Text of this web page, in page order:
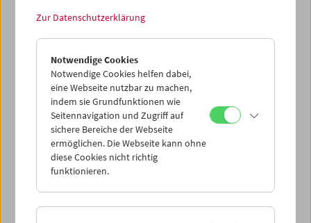
< Vorherige Woche
Mo 23.8.
Di 24.8.
Mi 25.8.
Do 26.8.
Zur Datenschutzerklärung
Notwendige Cookies
Notwendige Cookies helfen dabei,
eine Webseite nutzbar zu machen,
indem sie Grundfunktionen wie
Seitennavigation und Zugriff auf
sichere Bereiche der Webseite
ermöglichen. Die Webseite kann ohne
diese Cookies nicht richtig
funktionieren.